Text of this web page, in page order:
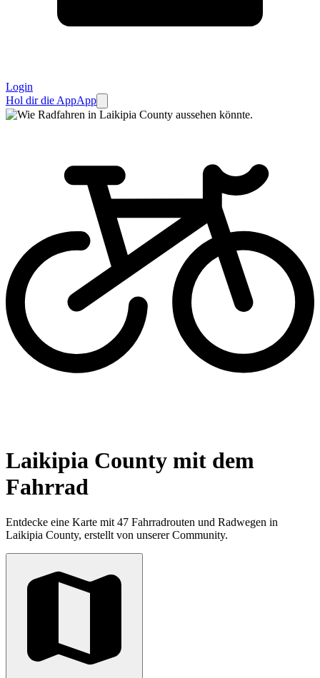
Login
Hol dir die AppApp
Laikipia County mit dem
Fahrrad
Entdecke eine Karte mit 47 Fahrradrouten und Radwegen in
Laikipia County, erstellt von unserer Community.